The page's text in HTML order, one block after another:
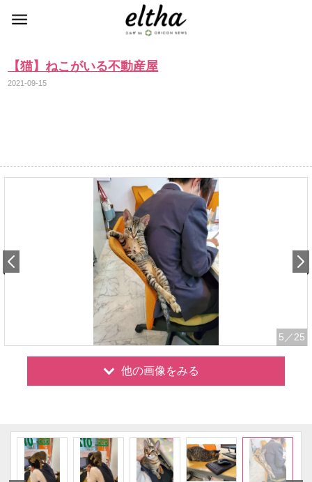
【猫】ねこがいる不動産屋
2021-09-15
5 ／25
他の画像をみる